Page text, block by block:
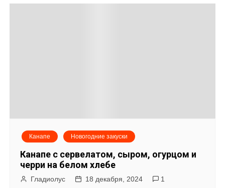
Канапе Новогодние закуски
Канапе с сервелатом, сыром, огурцом и
черри на белом хлебе
Гладиолус 18 декабря, 2024 1